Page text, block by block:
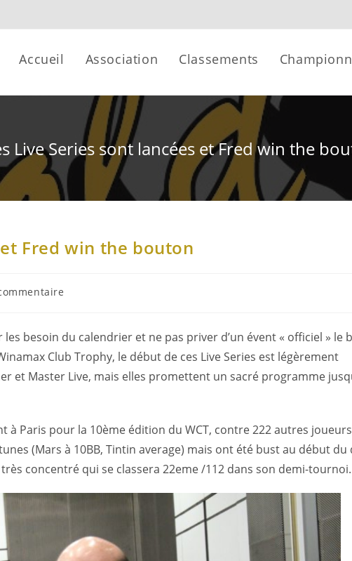
Accueil Association Classements
Live Series sont lancées et Fred win the
Fred win the bouton
les besoin du calendrier et ne pas priver d’un évent « officiel » le
Club Trophy, le début de ces Live Series est légèrement
et Master Live, mais elles promettent un sacré programme
à Paris pour la 10ème édition du WCT, contre 222 autres
(Mars à 10BB, Tintin average) mais ont été bust au début du
concentré qui se classera 22eme /112 dans son demi-tournoi.